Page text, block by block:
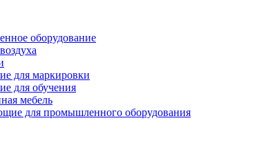
оборудование
для маркировки
для обучения
мебель
для промышленного оборудования